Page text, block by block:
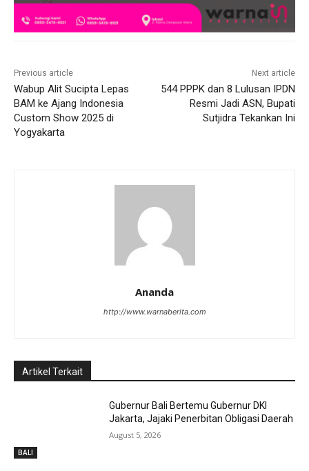
Previous article
Wabup Alit Sucipta Lepas
BAM ke Ajang Indonesia
Custom Show 2025 di
Yogyakarta
Next article
544 PPPK dan 8 Lulusan IPDN
Resmi Jadi ASN, Bupati
Sutjidra Tekankan Ini
Ananda
http://www.warnaberita.com
Artikel Terkait
BALI
Gubernur Bali Bertemu Gubernur DKI
Jakarta, Jajaki Penerbitan Obligasi Daerah
August 5, 2026